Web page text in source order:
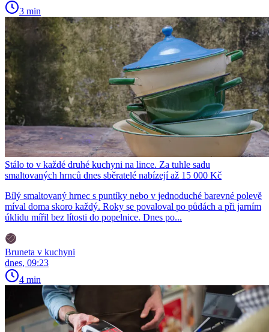
3 min
Stálo to v každé druhé kuchyni na lince. Za tuhle sadu
smaltovaných hrnců dnes sběratelé nabízejí až 15 000 Kč
Bílý smaltovaný hrnec s puntíky nebo v jednoduché barevné polevě
míval doma skoro každý. Roky se povaloval po půdách a při jarním
úklidu mířil bez lítosti do popelnice. Dnes po...
Bruneta v kuchyni
dnes, 09:23
4 min